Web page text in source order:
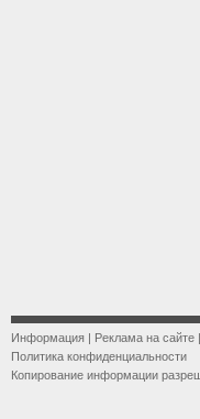
Информация | Реклама на сайте |
Политика конфиденциальности
Копирование информации